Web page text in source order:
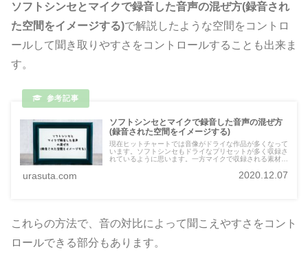
ソフトシンセとマイクで録音した音声の混ぜ方(録音され
た空間をイメージする)で解説したような空間をコントロ
ールして聞き取りやすさをコントロールすることも出来ま
す。
ソフトシンセとマイクで録音した音声の混ぜ方
(録音された空間をイメージする)
現在ヒットチャートでは音像がドライな作品が多くなって
います。ソフトシンセもドライなプリセットが多く収録さ
れているように思います。一方マイクで収録される素材
です。その為奥行きの違和感が発生します。今回はソフト
urasuta.com 2020.12.07
これらの方法で、音の対比によって聞こえやすさをコント
ロールできる部分もあります。